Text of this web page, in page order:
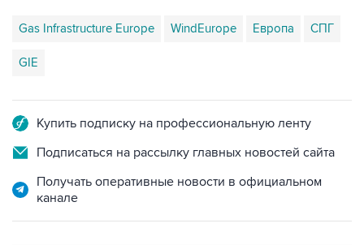
Gas Infrastructure Europe WindEurope Европа СПГ
GIE
Купить подписку на профессиональную ленту
Подписаться на рассылку главных новостей сайта
Получать оперативные новости в официальном
канале